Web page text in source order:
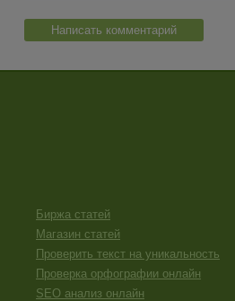
Написать комментарий
Биржа статей
Магазин статей
Проверить текст на уникальность
Проверка орфографии онлайн
SEO анализ онлайн